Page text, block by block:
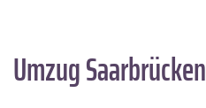
Umzug Saarbrücken